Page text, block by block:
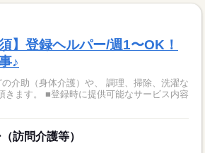
】登録ヘルパー/週1〜OK！
♪
介助（身体介護）や、 調理、掃除、洗濯な
能なサービス内容
訪問介護等）